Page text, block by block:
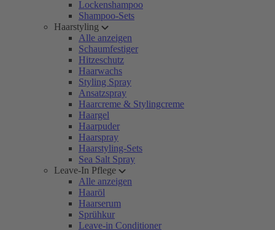
Lockenshampoo
Shampoo-Sets
Haarstyling
Alle anzeigen
Schaumfestiger
Hitzeschutz
Haarwachs
Styling Spray
Ansatzspray
Haarcreme & Stylingcreme
Haargel
Haarpuder
Haarspray
Haarstyling-Sets
Sea Salt Spray
Leave-In Pflege
Alle anzeigen
Haaröl
Haarserum
Sprühkur
Leave-in Conditioner